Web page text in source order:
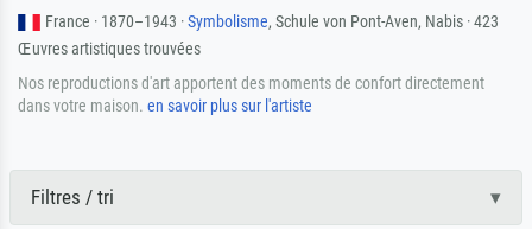
France · 1870–1943 ·Symbolisme, Schule von Pont-Aven, Nabis · 423
Œuvres artistiques trouvées
Nos reproductions d'art apportent des moments de confort directement
dans votre maison. en savoir plus sur l'artiste
Filtres / tri